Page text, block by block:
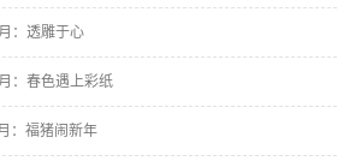
：透雕于心
：春色遇上彩纸
：福猪闹新年